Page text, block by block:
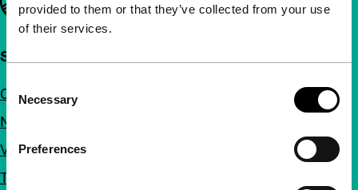
provided to them or that they’ve collected from your use
of their services.
Selection
Necessary
Preferences
Snel naar
Over ons
Nieuwsbrieven
Veelgestelde vragen
Toegankelijkheid